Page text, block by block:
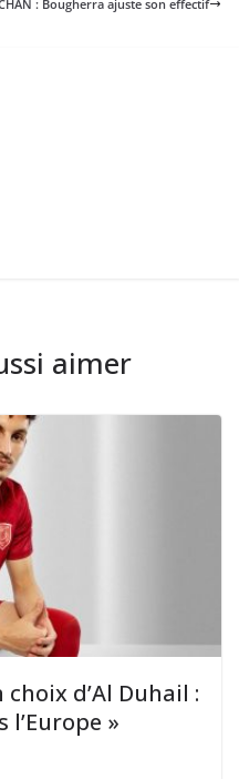
: Bougherra ajuste son effectif
aimer
d’Al Duhail :
l’Europe »